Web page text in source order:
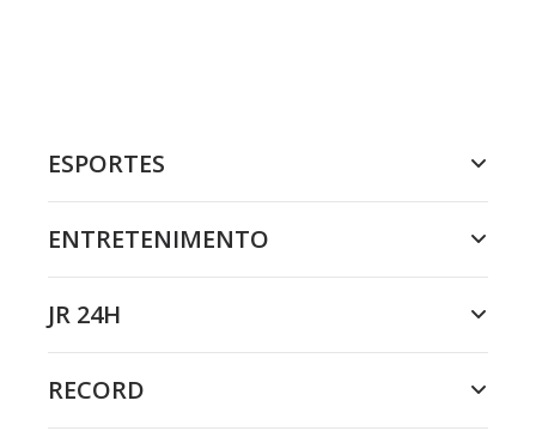
ESPORTES
ENTRETENIMENTO
JR 24H
RECORD